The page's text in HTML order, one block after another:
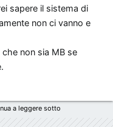
sapere il sistema di
non ci vanno e
non sia MB se
a leggere sotto